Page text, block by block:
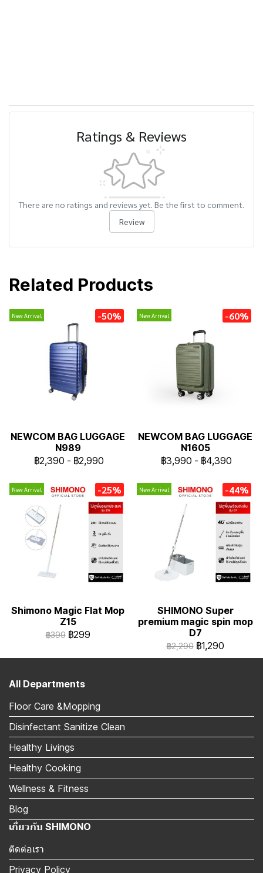
Ratings & Reviews
There are no ratings and reviews yet. Be the first to comment.
Review
Related Products
New Arrival -50%
NEWCOM BAG LUGGAGE
N989
฿2,390 - ฿2,990
New Arrival -60%
NEWCOM BAG LUGGAGE
N1605
฿3,990 - ฿4,390
New Arrival -25%
Shimono Magic Flat Mop
Z15
฿399 ฿299
New Arrival -44%
SHIMONO Super
premium magic spin mop
D7
฿2,290 ฿1,290
All Departments
Floor Care &Mopping
Disinfectant Sanitize Clean
Healthy Livings
Healthy Cooking
Wellness & Fitness
Blog
เกี่ยวกับ SHIMONO
ติดต่อเรา
Privacy Policy